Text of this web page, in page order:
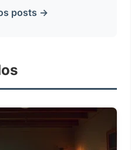
posts →